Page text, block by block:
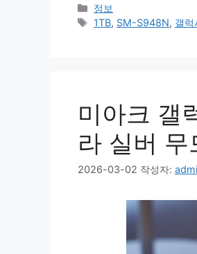
카
테
정보
태
1TB, SM-S948N, 갤
미아크 갤
라 실버 무
2026-03-02 작성자: